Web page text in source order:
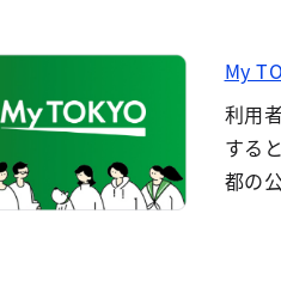
My
利用
する
都の